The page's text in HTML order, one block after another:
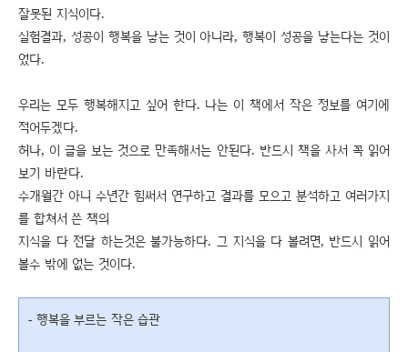
잘못된 지식이다.
실험결과, 성공이 행복을 낳는 것이 아니라, 행복이 성공을 낳는다는 것이
었다.
우리는 모두 행복해지고 싶어 한다. 나는 이 책에서 작은 정보를 여기에
적어두겠다.
허나, 이 글을 보는 것으로 만족해서는 안된다. 반드시 책을 사서 꼭 읽어
보기 바란다.
수개월간 아니 수년간 힘써서 연구하고 결과를 모으고 분석하고 여러가지
를 합쳐서 쓴 책의
지식을 다 전달 하는것은 불가능하다. 그 지식을 다 볼려면, 반드시 읽어
볼수 밖에 없는 것이다.
- 행복을 부르는 작은 습관